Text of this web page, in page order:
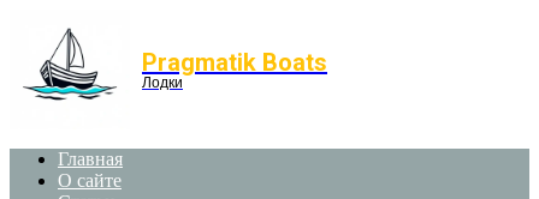
Pragmatik Boats
Лодки
Главная
О сайте